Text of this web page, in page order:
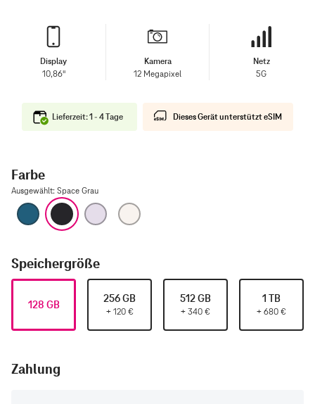
Display
10,86"
Kamera
12 Megapixel
Netz
5G
Lieferzeit: 1 - 4 Tage Dieses Gerät unterstützt eSIM
Farbe
Ausgewählt: Space Grau
Blau Space GrauViolett
Speichergröße
128 GB 256 GB
+ 120 €
512 GB
+ 340 €
1 TB
+ 680 €
Zahlung